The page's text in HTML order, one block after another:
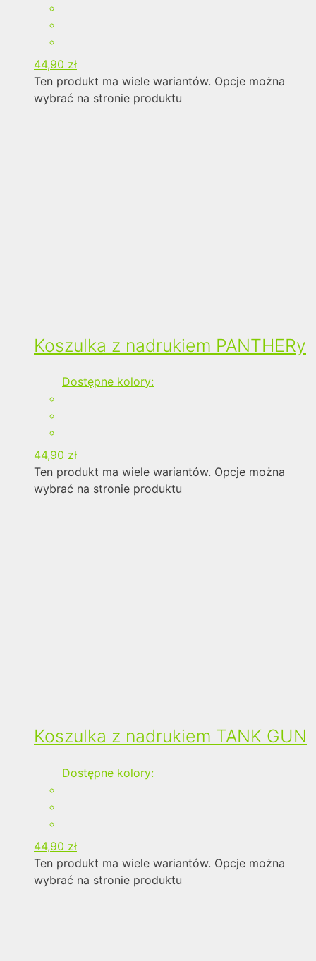
44,90 zł
Ten produkt ma wiele wariantów. Opcje można
wybrać na stronie produktu
Koszulka z nadrukiem PANTHERy
Dostępne kolory:
44,90 zł
Ten produkt ma wiele wariantów. Opcje można
wybrać na stronie produktu
Koszulka z nadrukiem TANK GUN
Dostępne kolory:
44,90 zł
Ten produkt ma wiele wariantów. Opcje można
wybrać na stronie produktu